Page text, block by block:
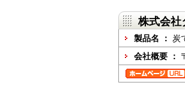
株式会社
製品名 ： 炭
会社概要 ：